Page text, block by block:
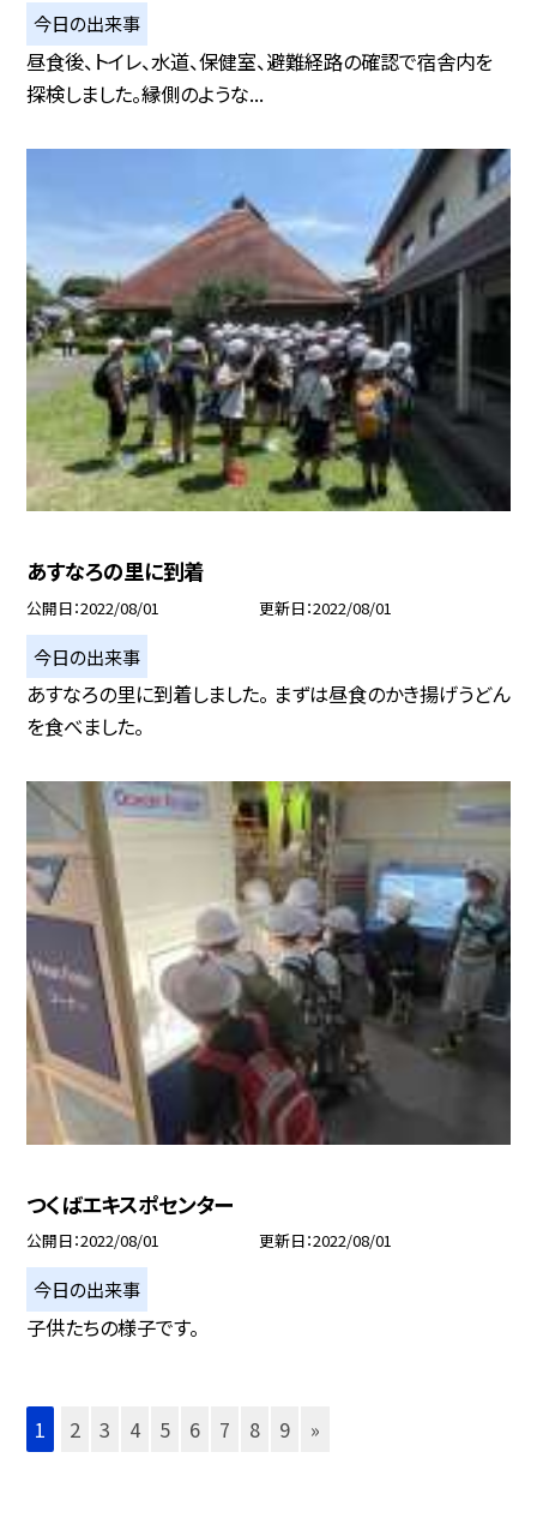
今日の出来事
昼食後、トイレ、水道、保健室、避難経路の確認で宿舎内を
探検しました。縁側のような...
あすなろの里に到着
公開日 2022/08/01 更新日 2022/08/01
今日の出来事
あすなろの里に到着しました。 まずは昼食のかき揚げうどん
を食べました。
つくばエキスポセンター
公開日 2022/08/01 更新日 2022/08/01
今日の出来事
子供たちの様子です。
1 2 3 4 5 6 7 8 9 »